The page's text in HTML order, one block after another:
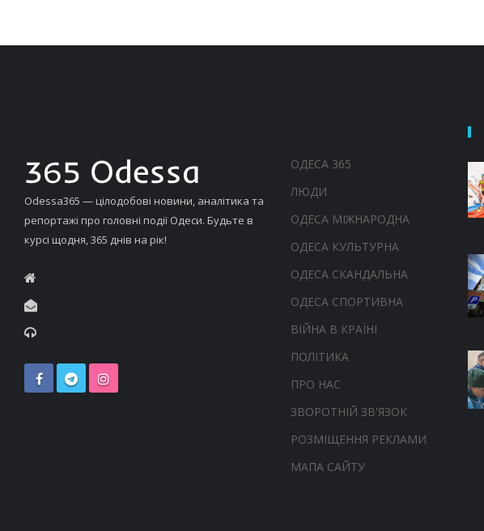
Odessa365 — цілодобові новини, аналітика та
репортажі про головні події Одеси. Будьте в
курсі щодня, 365 днів на рік!
ОДЕСА 365
ЛЮДИ
ОДЕСА МІЖНАРОДНА
ОДЕСА КУЛЬТУРНА
ОДЕСА СКАНДАЛЬНА
ОДЕСА СПОРТИВНА
ВІЙНА В КРАЇНІ
ПОЛІТИКА
ПРО НАС
ЗВОРОТНІЙ ЗВ'ЯЗОК
РОЗМІЩЕННЯ РЕКЛАМИ
МАПА САЙТУ